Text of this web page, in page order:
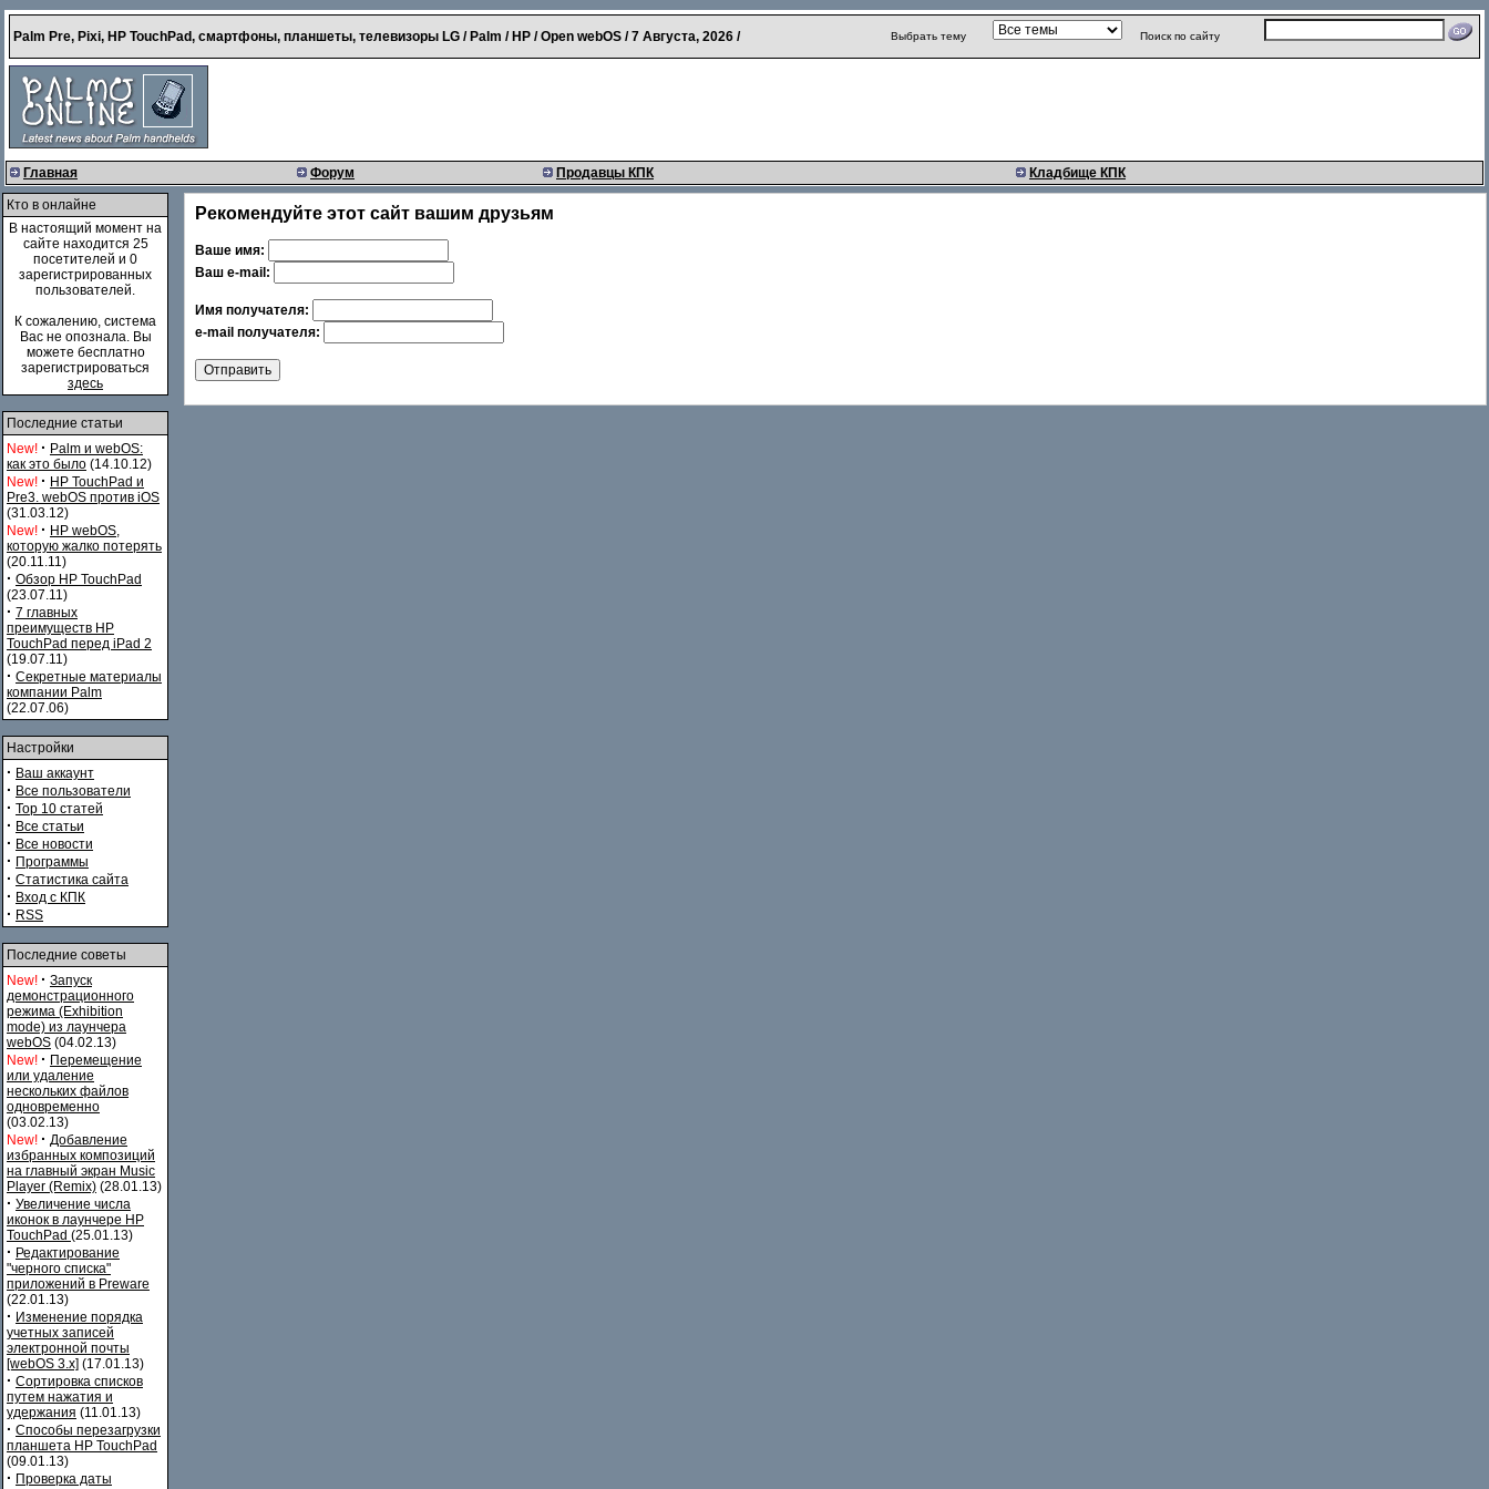
Palm Pre, Pixi, HP TouchPad, смартфоны, планшеты, телевизоры LG / Palm / HP / Open webOS /7 Августа, 2026 / Выбрать тему Поиск по сайту
Главная Форум Продавцы КПК Кладбище КПК
Кто в онлайне
В настоящий момент на
сайте находится 25
посетителей и 0
зарегистрированных
пользователей.
К сожалению, система
Вас не опознала. Вы
можете бесплатно
зарегистрироваться
здесь
Последние статьи
New! · Palm и webOS:
как это было (14.10.12)
New! · HP TouchPad и
Pre3. webOS против iOS
(31.03.12)
New! · HP webOS,
которую жалко потерять
(20.11.11)
· Обзор HP TouchPad
(23.07.11)
· 7 главных
преимуществ HP
TouchPad перед iPad 2
(19.07.11)
· Секретные материалы
компании Palm
(22.07.06)
Настройки
· Ваш аккаунт
· Все пользователи
· Top 10 статей
· Все статьи
· Все новости
· Программы
· Статистика сайта
· Вход с КПК
· RSS
Последние советы
New! · Запуск
демонстрационного
режима (Exhibition
mode) из лаунчера
webOS (04.02.13)
New! · Перемещение
или удаление
нескольких файлов
одновременно
(03.02.13)
New! · Добавление
избранных композиций
на главный экран Music
Player (Remix) (28.01.13)
· Увеличение числа
иконок в лаунчере HP
TouchPad (25.01.13)
· Редактирование
"черного списка"
приложений в Preware
(22.01.13)
· Изменение порядка
учетных записей
электронной почты
[webOS 3.x] (17.01.13)
· Сортировка списков
путем нажатия и
удержания (11.01.13)
· Способы перезагрузки
планшета HP TouchPad
(09.01.13)
· Проверка даты
Рекомендуйте этот сайт вашим друзьям
Ваше имя:
Ваш e-mail:
Имя получателя:
e-mail получателя: